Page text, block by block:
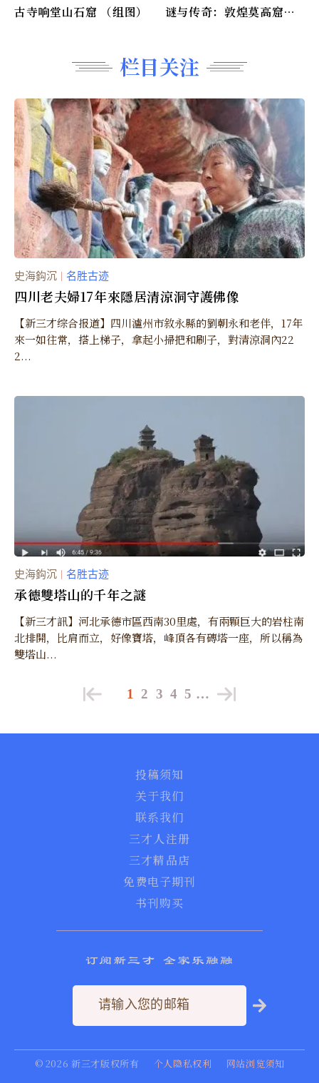
古寺响堂山石窟 （组图）
谜与传奇：敦煌莫高窟
栏目关注
史海鈎沉 名胜古迹
四川老夫婦17年來隱居清涼洞守護佛像
【新三才综合报道】四川瀘州市敘永縣的劉朝永和老伴，17年
來一如往常，搭上梯子，拿起小掃把和刷子，對清涼洞內22
2...
史海鈎沉 ｜ 名胜古迹
承德雙塔山的千年之謎
【新三才訊】河北承德市區西南30里處，有兩顆巨大的岩柱南
北排開，比肩而立，好像寶塔，峰頂各有磚塔一座，所以稱為
雙塔山...
1 2 3 4 5 …
投稿须知
关于我们
联系我们
三才人注册
三才精品店
免费电子期刊
书刊购买
订阅新三才 全家乐融融
© 2026 新三才版权所有 个人隐私权利 网站浏览须知